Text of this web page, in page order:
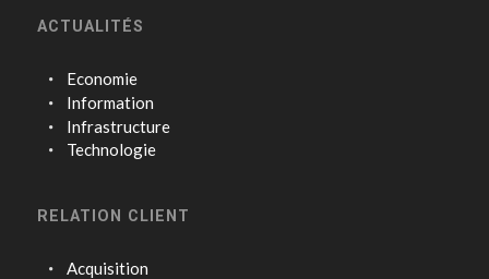
ACTUALITÉS
Economie
Information
Infrastructure
Technologie
RELATION CLIENT
Acquisition